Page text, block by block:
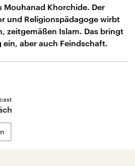
Mouhanad Khorchide. Der
und Religionspädagoge wirbt
zeitgemäßen Islam. Das bringt
aber auch Feindschaft.